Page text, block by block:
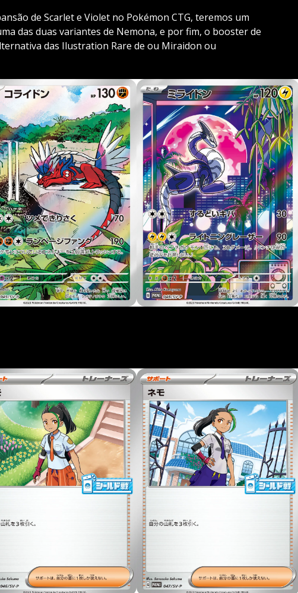
de Scarlet e Violet no Pokémon CTG, teremos um
das duas variantes de Nemona, e por fim, o booster de
das Ilustration Rare de ou Miraidon ou